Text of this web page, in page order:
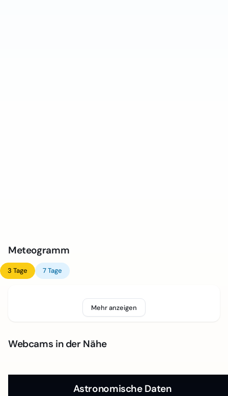
Meteogramm
3 Tage 7 Tage
Mehr anzeigen
Webcams in der Nähe
Astronomische Daten